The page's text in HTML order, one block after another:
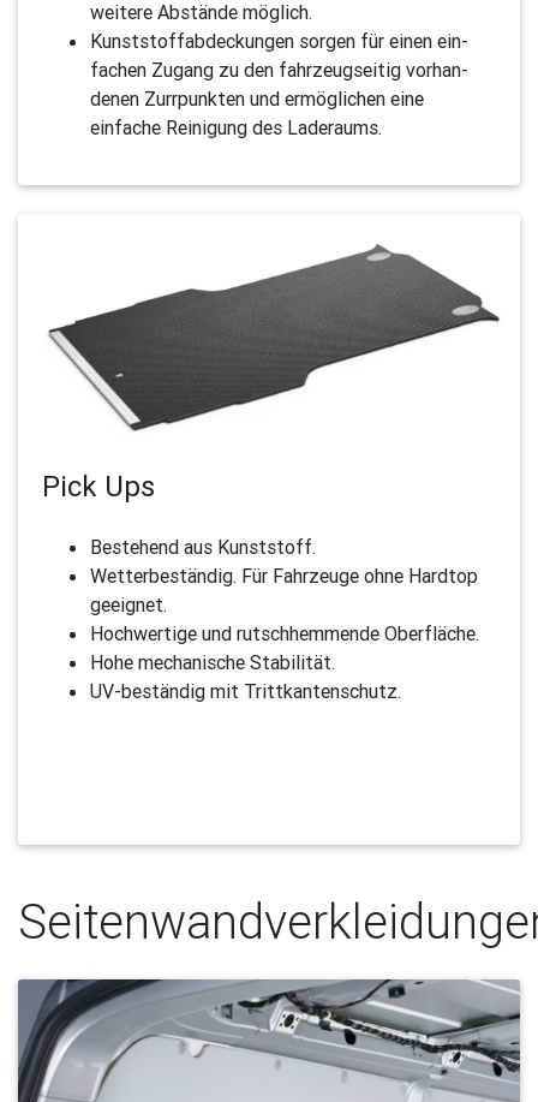
weitere Abstände möglich.
Kunststoffabdeckungen sorgen für einen ein­
fachen Zugang zu den fahr­zeug­seitig vorhan­
denen Zurr­punkten und ermöglichen eine
einfache Reini­gung des Lade­raums.
Pick Ups
Bestehend aus Kunststoff.
Wetterbeständig. Für Fahrzeuge ohne Hardtop
geeignet.
Hochwertige und rutschhemmende Oberfläche.
Hohe mechanische Stabilität.
UV-beständig mit Trittkantenschutz.